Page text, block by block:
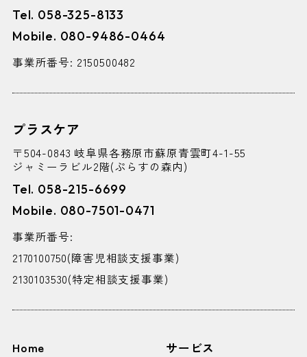
Tel. 058-325-8133
Mobile. 080-9486-0464
事業所番号: 2150500482
プラスケア
〒504-0843 岐阜県各務原市蘇原青雲町4-1-55
ジャミーラビル2階(ぷらすの森内)
Tel. 058-215-6699
Mobile. 080-7501-0471
事業所番号:
2170100750(障害児相談支援事業)
2130103530(特定相談支援事業)
Home サービス